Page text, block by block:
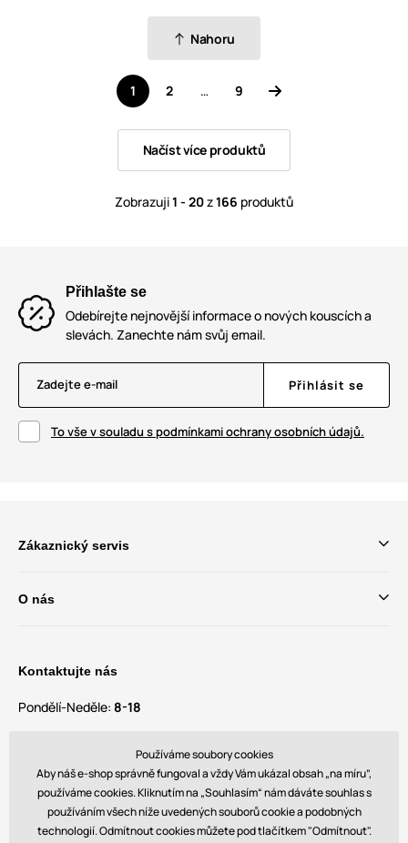
Nahoru
1 2 … 9
Načíst více produktů
Zobrazuji1 - 20z166 produktů
Přihlašte se
Odebírejte nejnovější informace o nových kouscích a
slevách. Zanechte nám svůj email.
Zadejte e-mail Přihlásit se
To vše v souladu s podmínkami ochrany osobních údajů.
Zákaznický servis
O nás
Kontaktujte nás
Pondělí-Neděle: 8-18
Máte dotazy a návrhy?
contact@bechick.com
Najdete nás také na
Používáme soubory cookies
Aby náš e-shop správně fungoval a vždy Vám ukázal obsah „na míru”,
používáme cookies. Kliknutím na „Souhlasím“ nám dáváte souhlas s
používáním všech níže uvedených souborů cookie a podobných
technologií. Odmítnout cookies můžete pod tlačítkem "Odmítnout".